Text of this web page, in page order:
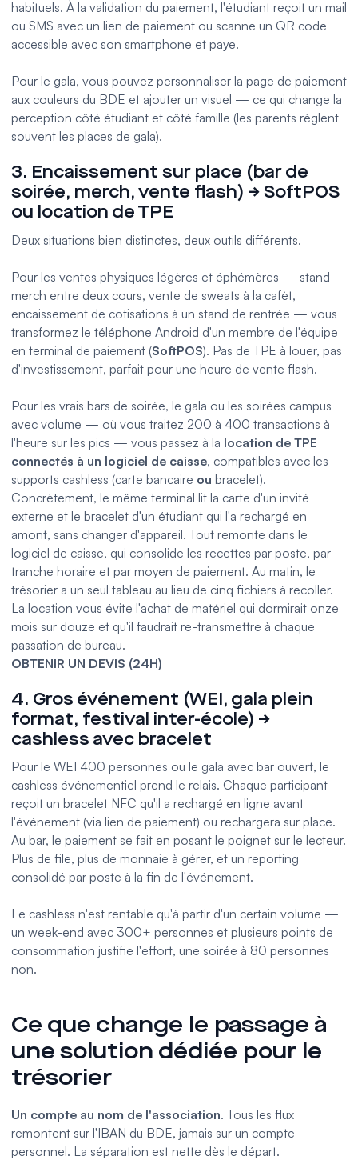
habituels. À la validation du paiement, l'étudiant reçoit un mail
ou SMS avec un lien de paiement ou scanne un QR code
accessible avec son smartphone et paye.
Pour le gala, vous pouvez personnaliser la page de paiement
aux couleurs du BDE et ajouter un visuel — ce qui change la
perception côté étudiant et côté famille (les parents règlent
souvent les places de gala).
3. Encaissement sur place (bar de
soirée, merch, vente flash) → SoftPOS
ou location de TPE
Deux situations bien distinctes, deux outils différents.
Pour les ventes physiques légères et éphémères — stand
merch entre deux cours, vente de sweats à la cafèt,
encaissement de cotisations à un stand de rentrée — vous
transformez le téléphone Android d'un membre de l'équipe
en terminal de paiement (SoftPOS). Pas de TPE à louer, pas
d'investissement, parfait pour une heure de vente flash.
Pour les vrais bars de soirée, le gala ou les soirées campus
avec volume — où vous traitez 200 à 400 transactions à
l'heure sur les pics — vous passez à la location de TPE
connectés à un logiciel de caisse, compatibles avec les
supports cashless (carte bancaire ou bracelet).
Concrètement, le même terminal lit la carte d'un invité
externe et le bracelet d'un étudiant qui l'a rechargé en
amont, sans changer d'appareil. Tout remonte dans le
logiciel de caisse, qui consolide les recettes par poste, par
tranche horaire et par moyen de paiement. Au matin, le
trésorier a un seul tableau au lieu de cinq fichiers à recoller.
La location vous évite l'achat de matériel qui dormirait onze
mois sur douze et qu'il faudrait re-transmettre à chaque
passation de bureau.
OBTENIR UN DEVIS (24H)
4. Gros événement (WEI, gala plein
format, festival inter-école) →
cashless avec bracelet
Pour le WEI 400 personnes ou le gala avec bar ouvert, le
cashless événementiel prend le relais. Chaque participant
reçoit un bracelet NFC qu'il a rechargé en ligne avant
l'événement (via lien de paiement) ou rechargera sur place.
Au bar, le paiement se fait en posant le poignet sur le lecteur.
Plus de file, plus de monnaie à gérer, et un reporting
consolidé par poste à la fin de l'événement.
Le cashless n'est rentable qu'à partir d'un certain volume —
un week-end avec 300+ personnes et plusieurs points de
consommation justifie l'effort, une soirée à 80 personnes
non.
Ce que change le passage à
une solution dédiée pour le
trésorier
Un compte au nom de l'association. Tous les flux
remontent sur l'IBAN du BDE, jamais sur un compte
personnel. La séparation est nette dès le départ.